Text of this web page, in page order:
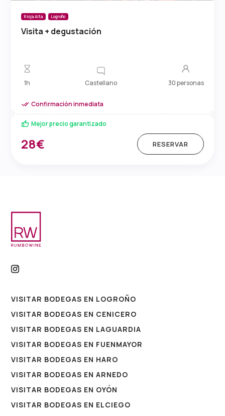
Rioja Alta Logroño
Visita + degustación
1h Castellano 30 personas
Confirmación inmediata
Mejor precio garantizado
28€ RESERVAR
VISITAR BODEGAS EN LOGROÑO
VISITAR BODEGAS EN CENICERO
VISITAR BODEGAS EN LAGUARDIA
VISITAR BODEGAS EN FUENMAYOR
VISITAR BODEGAS EN HARO
VISITAR BODEGAS EN ARNEDO
VISITAR BODEGAS EN OYÓN
VISITAR BODEGAS EN ELCIEGO